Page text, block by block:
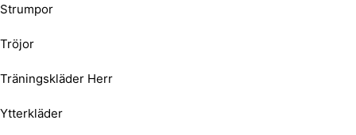
Strumpor
Tröjor
Träningskläder Herr
Ytterkläder